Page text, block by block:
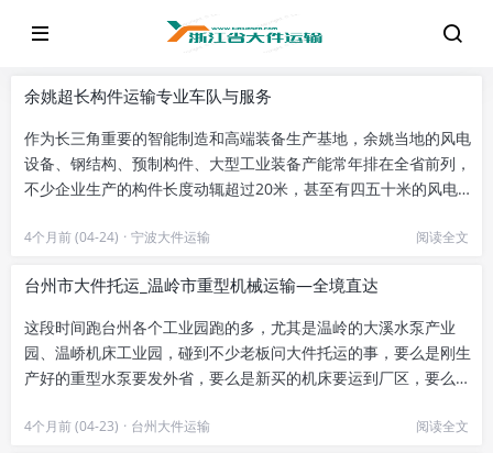
余姚超长构件运输专业车队与服务
作为长三角重要的智能制造和高端装备生产基地，余姚当地的风电
设备、钢结构、预制构件、大型工业装备产能常年排在全省前列，
不少企业生产的构件长度动辄超过20米，甚至有四五十米的风电叶
4个月前 (04-24) · 宁波大件运输 阅读全文
台州市大件托运_温岭市重型机械运输—全境直达
这段时间跑台州各个工业园跑的多，尤其是温岭的大溪水泵产业
园、温峤机床工业园，碰到不少老板问大件托运的事，要么是刚生
产好的重型水泵要发外省，要么是新买的机床要运到厂区，要么是
4个月前 (04-23) · 台州大件运输 阅读全文